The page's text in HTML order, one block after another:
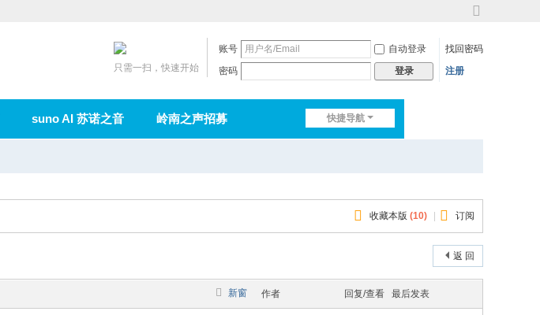
到
账号 自动登录
找回密码
密码
登录 注册
只需一扫，快速开始
快捷导航
suno AI 苏诺之音 岭南之声招募
收藏本版 (10) 订阅
返 回
新窗 作者 回复/查看 最后发表